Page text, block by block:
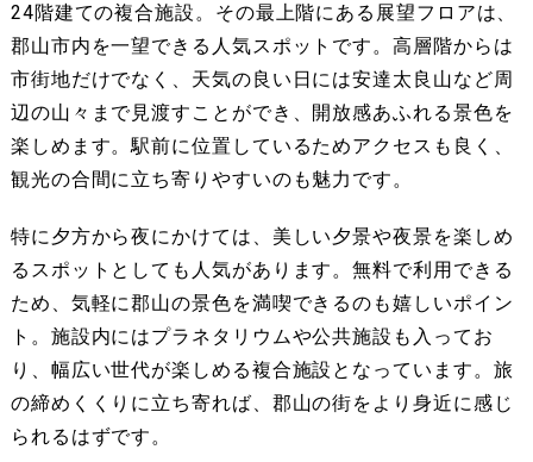
24階建ての複合施設。その最上階にある展望フロアは、
郡山市内を一望できる人気スポットです。高層階からは
市街地だけでなく、天気の良い日には安達太良山など周
辺の山々まで見渡すことができ、開放感あふれる景色を
楽しめます。駅前に位置しているためアクセスも良く、
観光の合間に立ち寄りやすいのも魅力です。
特に夕方から夜にかけては、美しい夕景や夜景を楽しめ
るスポットとしても人気があります。無料で利用できる
ため、気軽に郡山の景色を満喫できるのも嬉しいポイン
ト。施設内にはプラネタリウムや公共施設も入ってお
り、幅広い世代が楽しめる複合施設となっています。旅
の締めくくりに立ち寄れば、郡山の街をより身近に感じ
られるはずです。